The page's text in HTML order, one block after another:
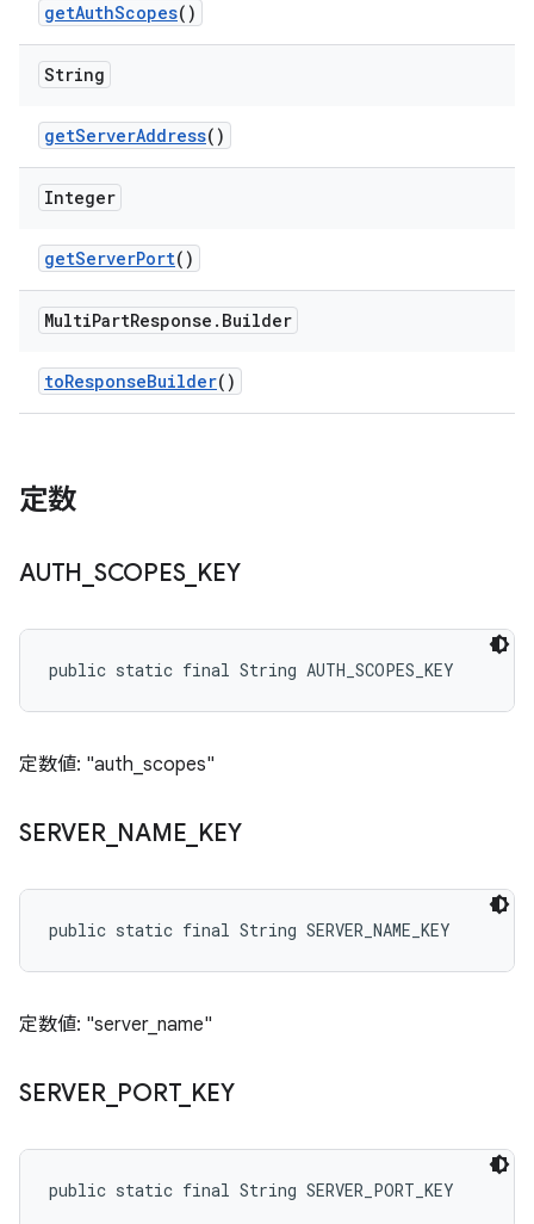
getAuthScopes()
String
getServerAddress()
Integer
getServerPort()
MultiPartResponse . Builder
toResponseBuilder()
定数
AUTH SCOPES_ KEY
public static final String AUTH_SCOPES_KEY
定数値: "auth_scopes"
SERVER_ NAME KEY
public static final String SERVER_NAME_KEY
定数値: "server_name"
SERVER_ PORT_ KEY
public static final String SERVER_PORT_KEY